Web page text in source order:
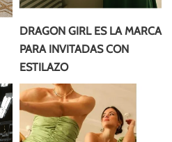
DRAGON GIRL ES LA MARCA
PARA INVITADAS CON
ESTILAZO